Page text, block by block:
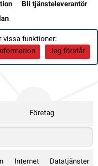
Bli tjänsteleverantör
vissa funktioner:
Jag förstår
Företag
Internet Datatjänster